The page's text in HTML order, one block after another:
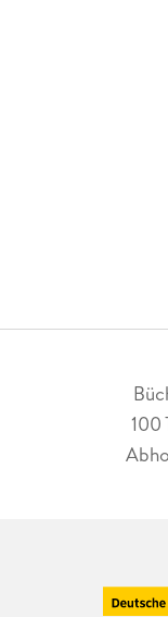
«Etwas fehlte.
«Und sie hatte all
Liebe und
100